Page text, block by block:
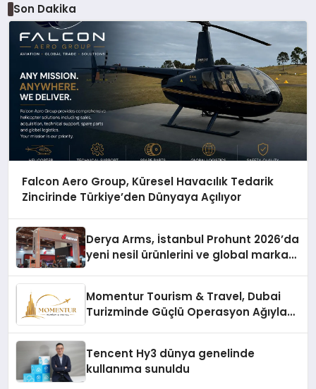
Son Dakika
Falcon Aero Group, Küresel Havacılık Tedarik
Zincirinde Türkiye’den Dünyaya Açılıyor
Derya Arms, İstanbul Prohunt 2026’da
yeni nesil ürünlerini ve global marka
Momentur Tourism & Travel, Dubai
Turizminde Güçlü Operasyon Ağıyla
Tencent Hy3 dünya genelinde
kullanıma sunuldu